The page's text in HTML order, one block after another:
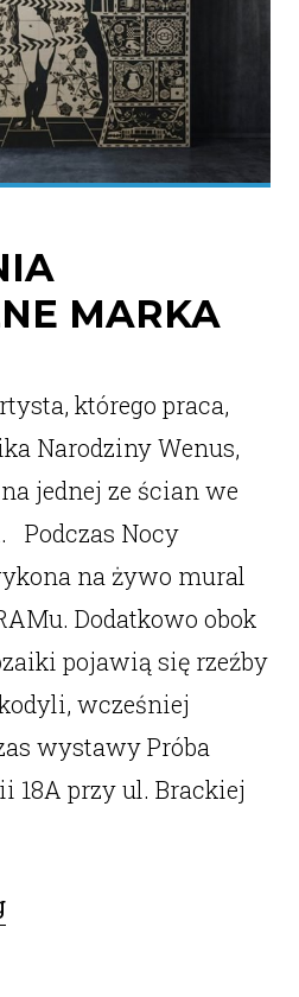
MARKA
którego praca,
Narodziny Wenus,
jednej ze ścian we
Podczas Nocy
na żywo mural
Dodatkowo obok
pojawią się rzeźby
wcześniej
wystawy Próba
18A przy ul. Brackiej